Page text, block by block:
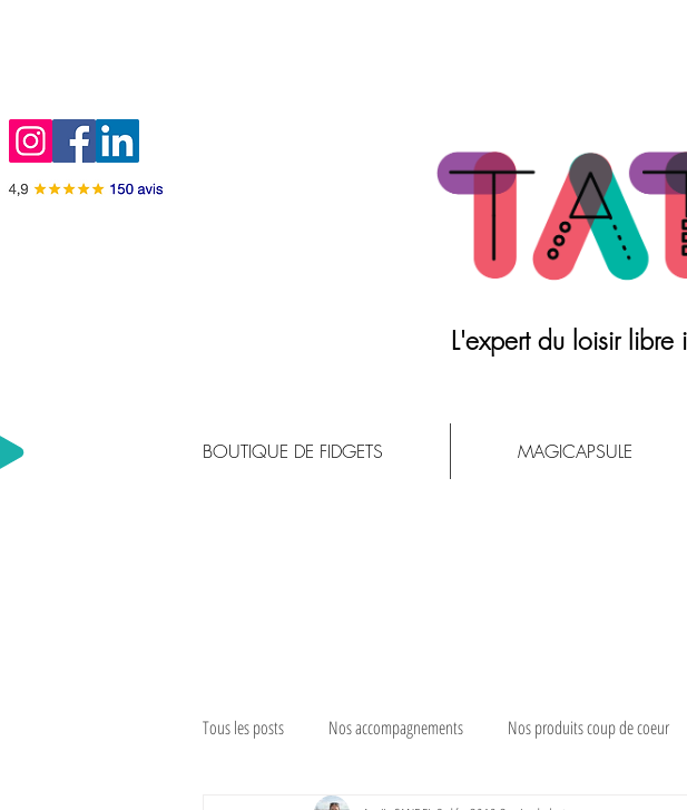
L'expert du loisir
BOUTIQUE DE FIDGETS MAGICAPSULE
Tous les posts Nos accompagnements Nos produits coup de coeur